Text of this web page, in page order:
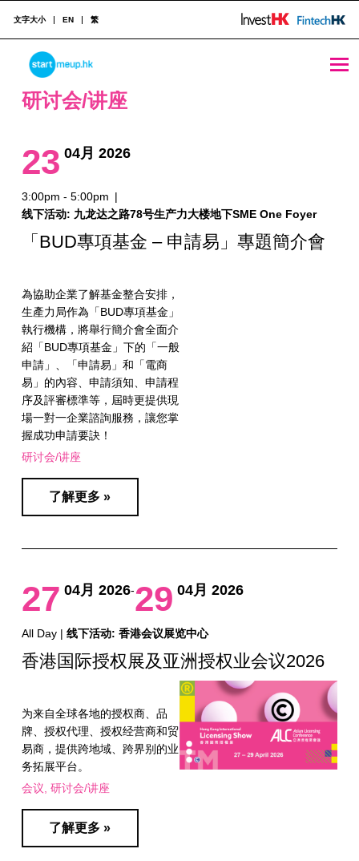
研讨会/讲座 Archives - Page 48 of 49 - StartmeupHK
STARTMEUPHK
文字大小 EN 繁
研讨会/讲座
23 04月 2026
3:00pm - 5:00pm |
线下活动: 九龙达之路78号生产力大楼地下SME One Foyer
「BUD專項基金 – 申請易」專題簡介會
為協助企業了解基金整合安排，
生產力局作為「BUD專項基金」
執行機構，將舉行簡介會全面介
紹「BUD專項基金」下的「一般
申請」、「申請易」和「電商
易」的內容、申請須知、申請程
序及評審標準等，屆時更提供現
場一對一企業諮詢服務，讓您掌
握成功申請要訣！
研讨会/讲座
了解更多 »
27 04月 2026-29 04月 2026
All Day | 线下活动: 香港会议展览中心
香港国际授权展及亚洲授权业会议2026
为来自全球各地的授权商、品
牌、授权代理、授权经营商和贸
易商，提供跨地域、跨界别的业
务拓展平台。
会议 研讨会/讲座
了解更多 »